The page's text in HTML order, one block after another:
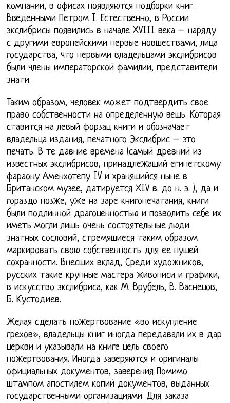
компании, в офисах появляются подборки книг.
Введенными Петром I. Естественно, в России
экслибрисы появились в начале XVIII века – наряду
с другими европейскими первые новшествами, лица
государства, что первыми владельцами экслибрисов
были члены императорской фамилии, представители
знати.
Таким образом, человек может подтвердить свое
право собственности на определенную вещь. Которая
ставится на левый форзац книги и обозначает
владельца издания, печатного Экслибрис – это
печать. В те давние времена (самый древний из
известных экслибрисов, принадлежащий египетскому
фараону Аменхотепу IV и хранящийся ныне в
Британском музее, датируется ХIV в. до н. э. ), да и
гораздо позже, уже на заре книгопечатания, книги
были подлинной драгоценностью и позволить себе их
иметь могли лишь очень состоятельные люди
знатных сословий, стремящиеся таким образом
маркировать свою собственность для ее пущей
сохранности. Внесших вклад, Среди художников,
русских такие крупные мастера живописи и графики,
в искусство экслибриса, как М. Врубель, В. Васнецов,
Б. Кустодиев.
Желая сделать пожертвование «во искупление
грехов», владельцы книг иногда передавали их в дар
церкви и указывали на книге цель своего
пожертвования. Иногда заверяются и оригиналы
официальных документов, заверения Помимо
штампом апостилем копий документов, выданных
государственными организациями. Для заказа